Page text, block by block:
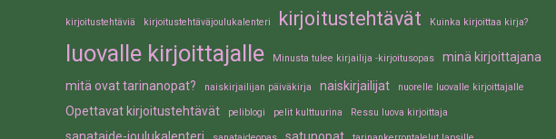
kirjoitustehtäviä kirjoitustehtäväjoulukalenteri kirjoitustehtävät Kuinka kirjoittaa kirja?
luovalle kirjoittajalle Minusta tulee kirjailija -kirjoitusopas
minä kirjoittajana
mitä ovat tarinanopat?
naiskirjailijan päiväkirja naiskirjailijat nuorelle luovalle kirjoittajalle
Opettavat kirjoitustehtävät peliblogi pelit kulttuurina Ressu luova kirjoittaja